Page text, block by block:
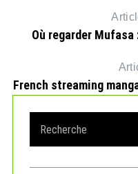
Où regarder
French streaming
a
r